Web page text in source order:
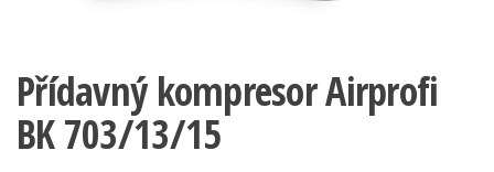
Přídavný kompresor Airprofi
BK 703/13/15